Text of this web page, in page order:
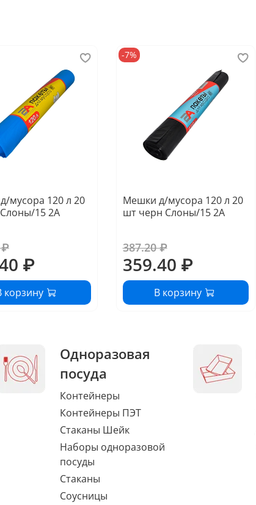
мусора 120 л 20
15 2А
₽
₽
корзину
-7%
Мешки д/мусора 120 л 20
шт черн Слоны/15 2А
387.20 ₽
359.40 ₽
В корзину
Одноразовая
посуда
Контейнеры
Контейнеры ПЭТ
Стаканы Шейк
Наборы одноразовой
посуды
Стаканы
Соусницы